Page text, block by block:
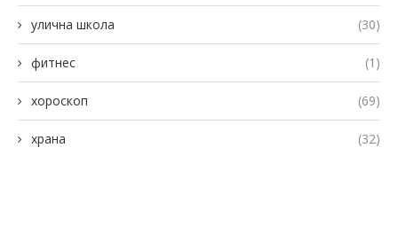
улична школа (30)
фитнес (1)
хороскоп (69)
храна (32)